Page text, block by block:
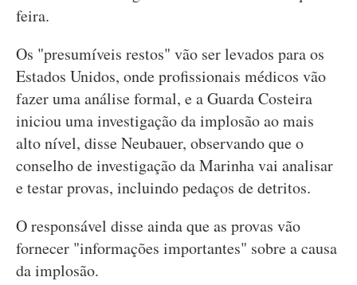
feira.
Os "presumíveis restos" vão ser levados para os
Estados Unidos, onde profissionais médicos vão
fazer uma análise formal, e a Guarda Costeira
iniciou uma investigação da implosão ao mais
alto nível, disse Neubauer, observando que o
conselho de investigação da Marinha vai analisar
e testar provas, incluindo pedaços de detritos.
O responsável disse ainda que as provas vão
fornecer "informações importantes" sobre a causa
da implosão.